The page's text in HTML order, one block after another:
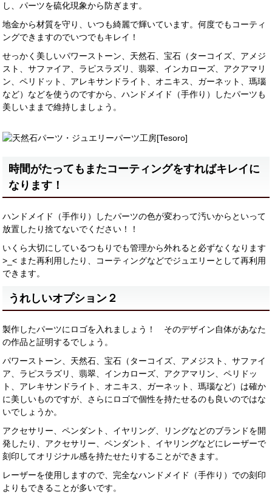
し、パーツを硫化現象から防ぎます。
地金から材質を守り、いつも綺麗で輝いています。何度でもコーティ
ングできますのでいつでもキレイ！
せっかく美しいパワーストーン、天然石、宝石（ターコイズ、アメジ
スト、サファイア、ラピスラズリ、翡翠、インカローズ、アクアマリ
ン、ペリドット、アレキサンドライト、オニキス、ガーネット、瑪瑙
など）などを使うのですから、ハンドメイド（手作り）したパーツも
美しいままで維持しましょう。
時間がたってもまたコーティングをすればキレイに
なります！
ハンドメイド（手作り）したパーツの色が変わって汚いからといって
放置したり捨てないでください！！
いくら大切にしているつもりでも管理から外れると必ずなくなります
>_< また再利用したり、コーティングなどでジュエリーとして再利用
できます。
うれしいオプション２
製作したパーツにロゴを入れましょう！ そのデザイン自体があなた
の作品と証明するでしょう。
パワーストーン、天然石、宝石（ターコイズ、アメジスト、サファイ
ア、ラピスラズリ、翡翠、インカローズ、アクアマリン、ペリドッ
ト、アレキサンドライト、オニキス、ガーネット、瑪瑙など）は確か
に美しいものですが、さらにロゴで個性を持たせるのも良いのではな
いでしょうか。
アクセサリー、ペンダント、イヤリング、リングなどのブランドを開
発したり、アクセサリー、ペンダント、イヤリングなどにレーザーで
刻印してオリジナル感を持たせたりすることができます。
レーザーを使用しますので、完全なハンドメイド（手作り）での刻印
よりもできることが多いです。